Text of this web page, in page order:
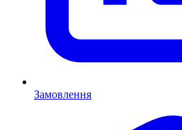
Замовлення